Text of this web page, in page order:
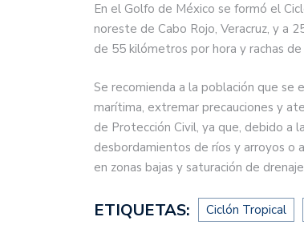
En el Golfo de México se formó el
noreste de Cabo Rojo, Veracruz, y a
de 55 kilómetros por hora y rachas
Se recomienda a la población que se
marítima, extremar precauciones y
de Protección Civil, ya que, debido a
desbordamientos de ríos y arroyos o
en zonas bajas y saturación de
ETIQUETAS: Ciclón Tropical